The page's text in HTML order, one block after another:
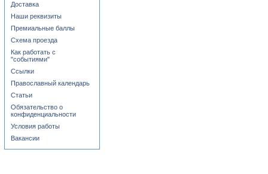
Доставка
Наши реквизиты
Премиальные баллы
Схема проезда
Как работать с
"событиями"
Ссылки
Православный календарь
Статьи
Обязательство о
конфиденциальности
Условия работы
Вакансии